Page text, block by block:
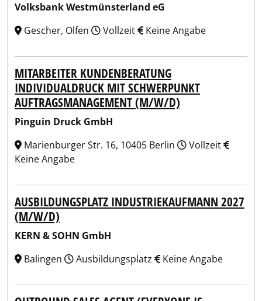
Volksbank Westmünsterland eG
Gescher, Olfen
Vollzeit Keine Angabe
MITARBEITER KUNDENBERATUNG
INDIVIDUALDRUCK MIT SCHWERPUNKT
AUFTRAGSMANAGEMENT (M/W/D)
Pinguin Druck GmbH
Marienburger Str. 16, 10405 Berlin
Vollzeit
Keine Angabe
AUSBILDUNGSPLATZ INDUSTRIEKAUFMANN 2027
(M/W/D)
KERN & SOHN GmbH
Balingen
Ausbildungsplatz Keine Angabe